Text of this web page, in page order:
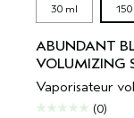
30 ml
ABUNDANT
VOLUMIZING
Vaporisateur
(0)